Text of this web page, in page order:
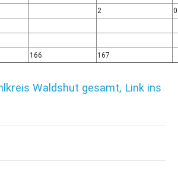
2 0
166 167
Waldshut gesamt, Link ins